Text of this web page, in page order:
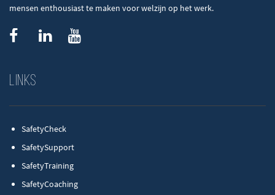
mensen enthousiast te maken voor welzijn op het werk.
Links
SafetyCheck
SafetySupport
SafetyTraining
SafetyCoaching